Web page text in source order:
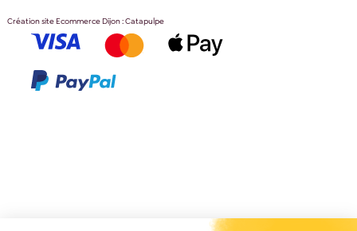
Création site Ecommerce Dijon : Catapulpe